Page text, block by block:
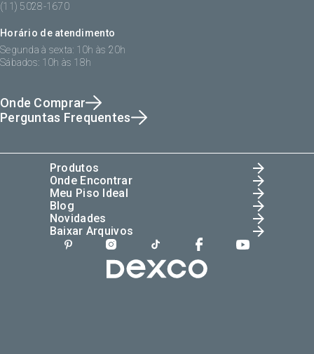
(11) 5028-1670
Horário de atendimento
Segunda à sexta: 10h às 20h
Sábados: 10h às 18h
Onde Comprar
Perguntas Frequentes
Produtos
Onde Encontrar
Meu Piso Ideal
Blog
Novidades
Baixar Arquivos